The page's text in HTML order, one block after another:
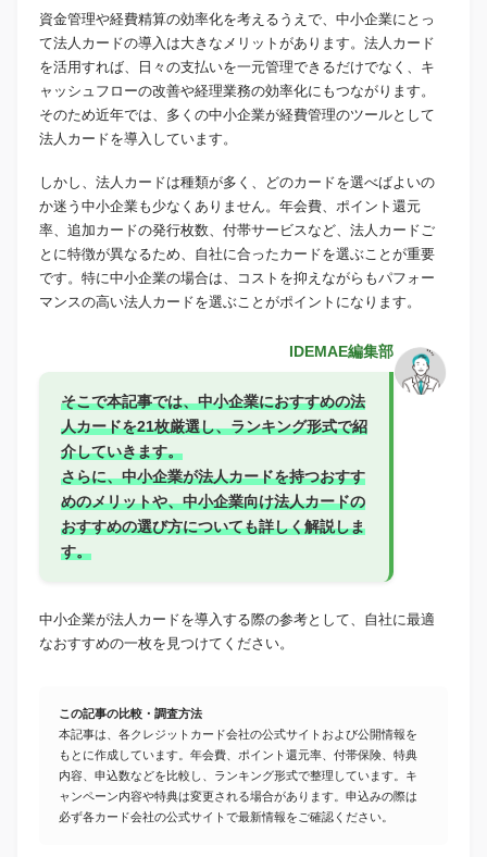
資金管理や経費精算の効率化を考えるうえで、中小企業にとっ
て法人カードの導入は大きなメリットがあります。法人カード
を活用すれば、日々の支払いを一元管理できるだけでなく、キ
ャッシュフローの改善や経理業務の効率化にもつながります。
そのため近年では、多くの中小企業が経費管理のツールとして
法人カードを導入しています。
しかし、法人カードは種類が多く、どのカードを選べばよいの
か迷う中小企業も少なくありません。年会費、ポイント還元
率、追加カードの発行枚数、付帯サービスなど、法人カードご
とに特徴が異なるため、自社に合ったカードを選ぶことが重要
です。特に中小企業の場合は、コストを抑えながらもパフォー
マンスの高い法人カードを選ぶことがポイントになります。
IDEMAE編集部
そこで本記事では、中小企業におすすめの法
人カードを21枚厳選し、ランキング形式で紹
介していきます。
さらに、中小企業が法人カードを持つおすす
めのメリットや、中小企業向け法人カードの
おすすめの選び方についても詳しく解説しま
す。
中小企業が法人カードを導入する際の参考として、自社に最適
なおすすめの一枚を見つけてください。
この記事の比較・調査方法
本記事は、各クレジットカード会社の公式サイトおよび公開情報を
もとに作成しています。年会費、ポイント還元率、付帯保険、特典
内容、申込数などを比較し、ランキング形式で整理しています。キ
ャンペーン内容や特典は変更される場合があります。申込みの際は
必ず各カード会社の公式サイトで最新情報をご確認ください。